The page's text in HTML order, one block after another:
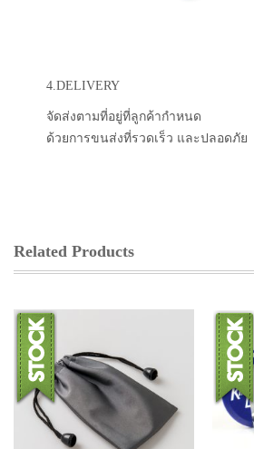
4.DELIVERY
จัดส่งตามที่อยู่ที่ลูกค้ากำหนด
ด้วยการขนส่งที่รวดเร็ว และปลอดภัย
Related Products